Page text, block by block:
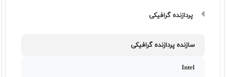
پردازنده گرافیکی
سازنده پردازنده گرافیکی
Intel